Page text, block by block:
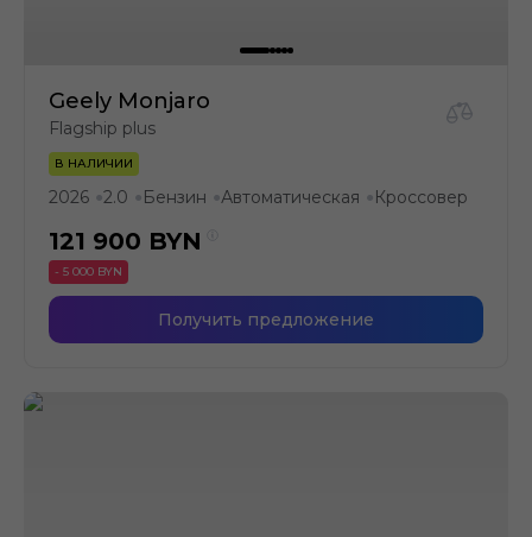
Geely Monjaro
Flagship plus
В НАЛИЧИИ
2026 ●2.0 ● Бензин ●Автоматическая ● Кроссовер
121 900 BYN
- 5 000 BYN
Получить предложение